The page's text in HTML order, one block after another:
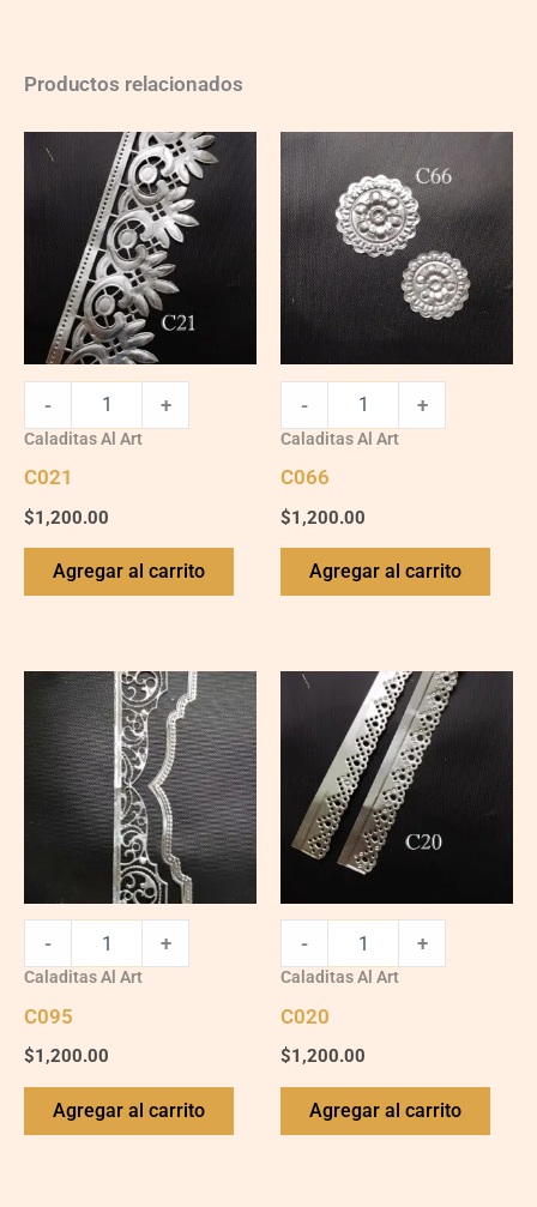
Productos relacionados
C021
quantity
- +
Caladitas Al Art
C021
$1,200.00
Agregar al carrito
C066
quantity
- +
Caladitas Al Art
C066
$1,200.00
Agregar al carrito
C095
quantity
- +
Caladitas Al Art
C095
$1,200.00
Agregar al carrito
C020
- +
Caladitas Al Art
C020
$1,200.00
Agregar al carrito